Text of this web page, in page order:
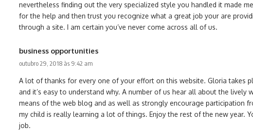
nevertheless finding out the very specialized style you handled it made
for the help and then trust you recognize what a great job your are
through a site. I am certain you’ve never come across all of us.
business opportunities
outubro 29, 2018 às 9:42 am
A lot of thanks for every one of your effort on this website. Gloria takes
and it’s easy to understand why. A number of us hear all about the lively
means of the web blog and as well as strongly encourage participation
my child is really learning a lot of things. Enjoy the rest of the new year.
job.